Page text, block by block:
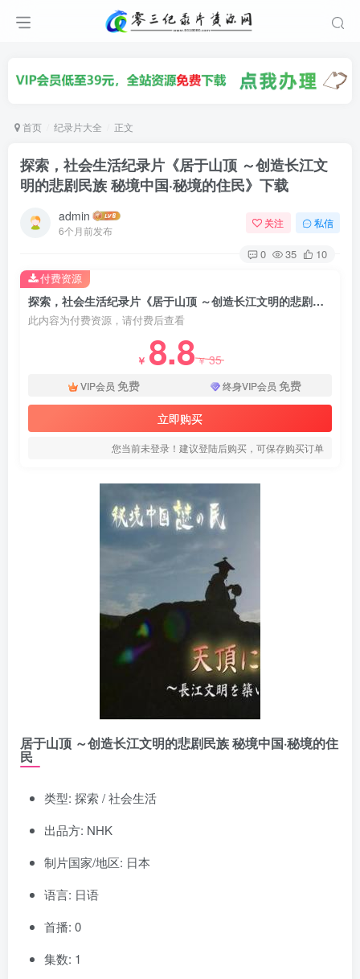
首页 纪录片大全 正文
探索，社会生活纪录片《居于山顶 ～创造长江文
明的悲剧民族 秘境中国·秘境的住民》下载
admin
6个月前发布
关注 私信
0 35 10
探索，社会生活纪录片《居于山顶 ～创造长江文明的悲剧民族 秘境中国·秘境的住民》下载
此内容为付费资源，请付费后查看
￥ 8.8￥35
VIP会员 免费 终身VIP会员 免费
立即购买
您当前未登录！建议登陆后购买，可保存购买订单
付费资源
居于山顶 ～创造长江文明的悲剧民族 秘境中国·秘境的住
民
类型: 探索 / 社会生活
出品方: NHK
制片国家/地区: 日本
语言: 日语
首播: 0
集数: 1